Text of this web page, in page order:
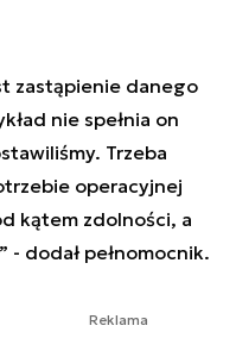
zastąpienie danego
nie spełnia on
Trzeba
operacyjnej
kątem zdolności, a
dodał pełnomocnik.
Reklama